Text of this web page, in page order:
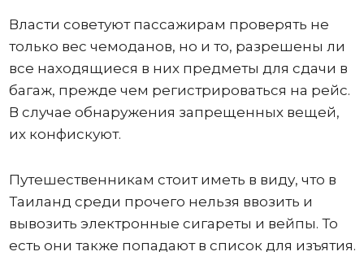
Власти советуют пассажирам проверять не
только вес чемоданов, но и то, разрешены ли
все находящиеся в них предметы для сдачи в
багаж, прежде чем регистрироваться на рейс.
В случае обнаружения запрещенных вещей,
их конфискуют.
Путешественникам стоит иметь в виду, что в
Таиланд среди прочего нельзя ввозить и
вывозить электронные сигареты и вейпы. То
есть они также попадают в список для изъятия.